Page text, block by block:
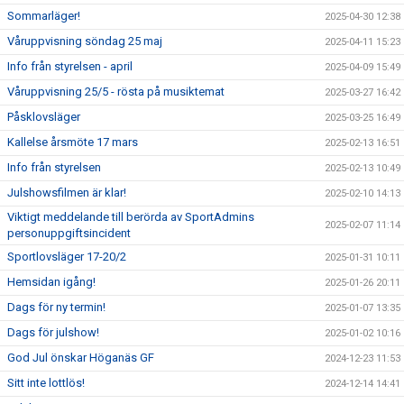
Sommarläger! 2025-04-30 12:38
Våruppvisning söndag 25 maj 2025-04-11 15:23
Info från styrelsen - april 2025-04-09 15:49
Våruppvisning 25/5 - rösta på musiktemat 2025-03-27 16:42
Påsklovsläger 2025-03-25 16:49
Kallelse årsmöte 17 mars 2025-02-13 16:51
Info från styrelsen 2025-02-13 10:49
Julshowsfilmen är klar! 2025-02-10 14:13
Viktigt meddelande till berörda av SportAdmins
personuppgiftsincident
2025-02-07 11:14
Sportlovsläger 17-20/2 2025-01-31 10:11
Hemsidan igång! 2025-01-26 20:11
Dags för ny termin! 2025-01-07 13:35
Dags för julshow! 2025-01-02 10:16
God Jul önskar Höganäs GF 2024-12-23 11:53
Sitt inte lottlös! 2024-12-14 14:41